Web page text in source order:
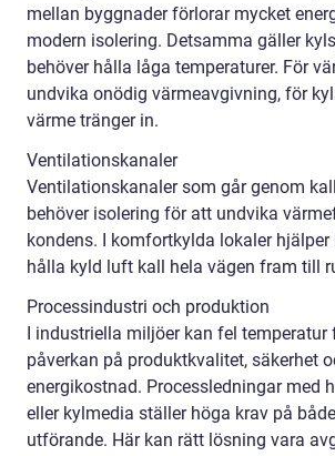
mellan byggnader förlorar mycket
modern isolering. Detsamma gäller
behöver hålla låga temperaturer. För
undvika onödig värmeavgivning, för
värme tränger in.
Ventilationskanaler
Ventilationskanaler som går genom
behöver isolering för att undvika
kondens. I komfortkylda lokaler
hålla kyld luft kall hela vägen fram till
Processindustri och produktion
I industriella miljöer kan fel temperatur
påverkan på produktkvalitet, säkerhet
energikostnad. Processledningar med
eller kylmedia ställer höga krav på
utförande. Här kan rätt lösning vara